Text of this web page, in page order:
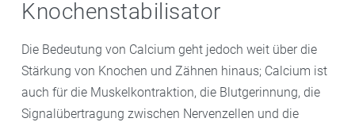
Knochenstabilisator
Die Bedeutung von Calcium geht jedoch weit über die
Stärkung von Knochen und Zähnen hinaus; Calcium ist
auch für die Muskelkontraktion, die Blutgerinnung, die
Signalübertragung zwischen Nervenzellen und die